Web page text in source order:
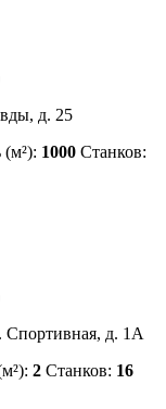
д. 25
1000 Станков:
Спортивная, д. 1А
2 Станков: 16